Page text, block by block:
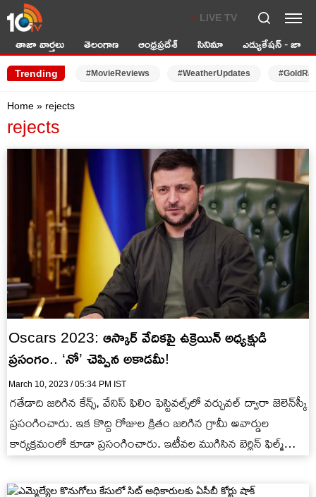
LIVE TV
తాజా వార్తలు తెలంగాణ ఆంధ్రప్రదేశ్ సినిమా ఎడ్యుకేషన్ - జాబ్స్
Trending #MovieReviews #WeatherUpdates
Home » rejects
rejects
Oscars 2023: ఆస్కార్ వేదికపై ఉక్రెయిన్ అధ్యక్షుడి
ప్రసంగం.. ‘నో’ చెప్పిన అకాడమీ!
March 10, 2023 / 05:34 PM IST
గతేడాది జరిగిన కేన్స్, వేనిస్ ఫిలిం ఫెస్టివల్స్‭లో వర్చువల్ ద్వారా జెలెన్‭స్కీ
ప్రసంగించారు. ఇక కొద్ది రోజుల క్రితం జరిగిన గ్రామీ అవార్డుల
కార్యక్రమంలో కూడా ప్రసంగించారు. ఇటీవల ముగిసిన బెర్లిన్ ఫిల్మ్